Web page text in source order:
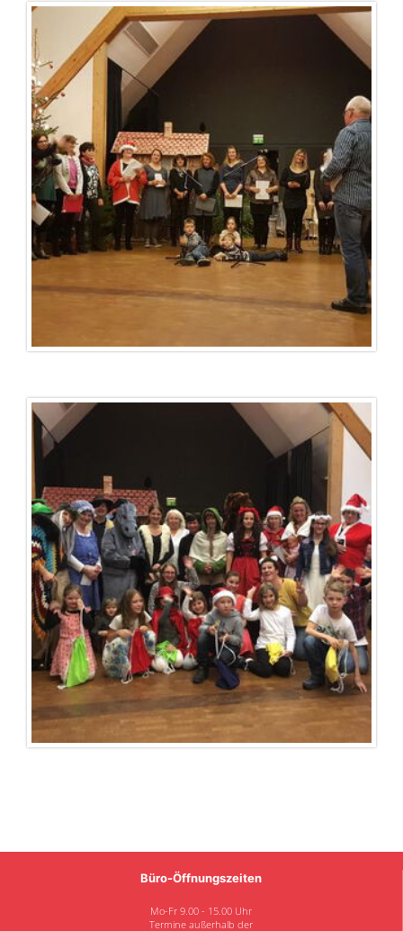
Büro-Öffnungszeiten
Mo-Fr 9.00 - 15.00 Uhr
Termine außerhalb der